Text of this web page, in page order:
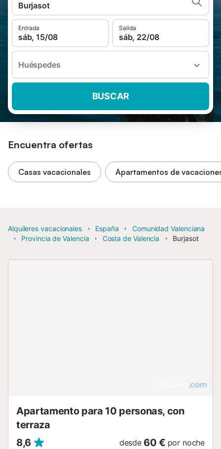
Burjasot
Entrada
sáb, 15/08
Salida
sáb, 22/08
Huéspedes
BUSCAR
Encuentra ofertas
Casas vacacionales Apartamentos de
Alquileres vacacionales España
Comunidad Valenciana
Provincia de Valencia
Costa de Valencia Burjasot
Apartamento para 10 personas, con
terraza
8,6
desde 60 € por noche